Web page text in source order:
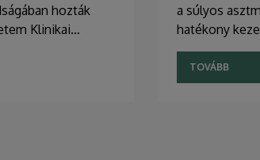
hozták
Klinikai
Az új
nyitják
a súlyos
hatékony
szakemberek
felgyorsítását
TOVÁBB